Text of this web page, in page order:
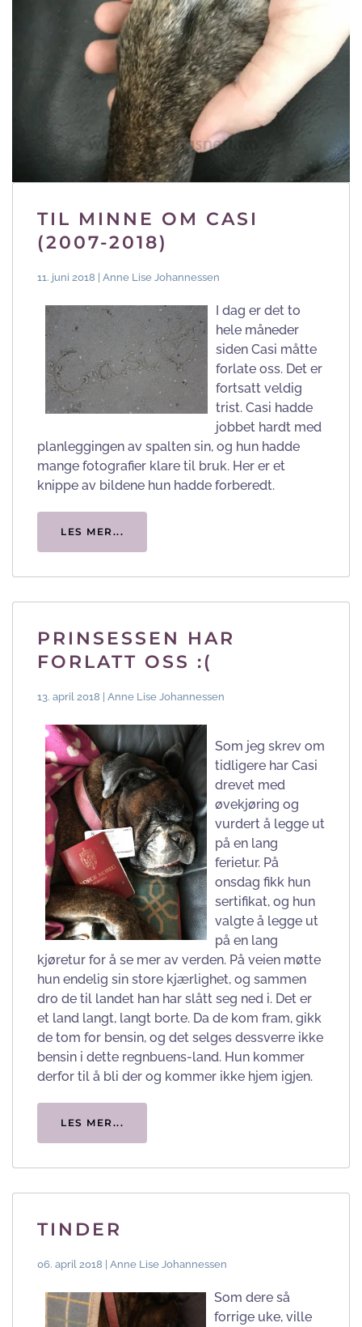
TIL MINNE OM CASI
(2007-2018)
11. juni 2018 | Anne Lise Johannessen
I dag er det to
hele måneder
siden Casi måtte
forlate oss. Det er
fortsatt veldig
trist. Casi hadde
jobbet hardt med
planleggingen av spalten sin, og hun hadde
mange fotografier klare til bruk. Her er et
knippe av bildene hun hadde forberedt.
LES MER...
PRINSESSEN HAR
FORLATT OSS :(
13. april 2018 | Anne Lise Johannessen
Som jeg skrev om
tidligere har Casi
drevet med
øvekjøring og
vurdert å legge ut
på en lang
ferietur. På
onsdag fikk hun
sertifikat, og hun
valgte å legge ut
på en lang
kjøretur for å se mer av verden. På veien møtte
hun endelig sin store kjærlighet, og sammen
dro de til landet han har slått seg ned i. Det er
et land langt, langt borte. Da de kom fram, gikk
de tom for bensin, og det selges dessverre ikke
bensin i dette regnbuens-land. Hun kommer
derfor til å bli der og kommer ikke hjem igjen.
LES MER...
TINDER
06. april 2018 | Anne Lise Johannessen
Som dere så
forrige uke, ville